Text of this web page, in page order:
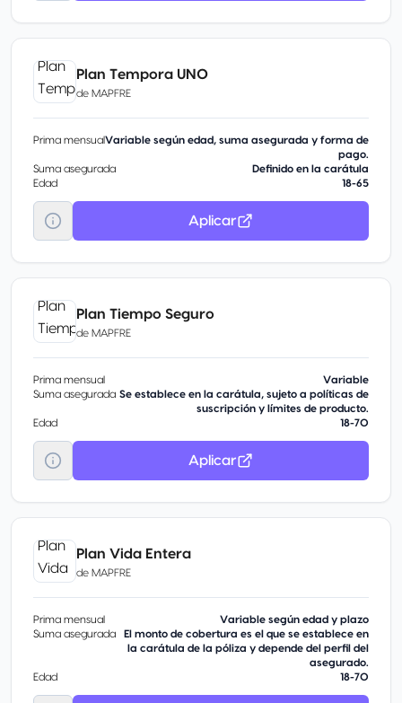
Plan Tempora UNO
de MAPFRE
Prima mensualVariable según edad, suma asegurada y forma de
pago.
Suma asegurada
Definido en la carátula
Edad
18-65
Aplicar
Plan Tiempo Seguro
de MAPFRE
Prima mensual
Variable
Suma asegurada Se establece en la carátula, sujeto a políticas de
suscripción y límites de producto.
Edad
18-70
Aplicar
Plan Vida Entera
de MAPFRE
Prima mensual
Variable según edad y plazo
Suma asegurada
El monto de cobertura es el que se establece en
la carátula de la póliza y depende del perfil del
asegurado.
Edad
18-70